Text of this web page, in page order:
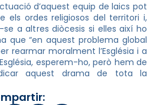
d’aquest equip de laics pot
els ordes religiosos del territori i,
a altres diòcesis si elles així ho
que “en aquest problema global
rearmar moralment l’Església i a
esperem-ho, però hem de
aquest drama de tota la